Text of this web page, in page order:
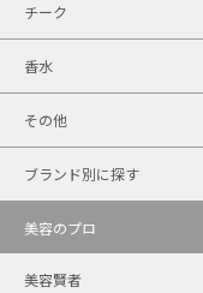
チーク
香水
その他
ブランド別に探す
美容のプロ
美容賢者